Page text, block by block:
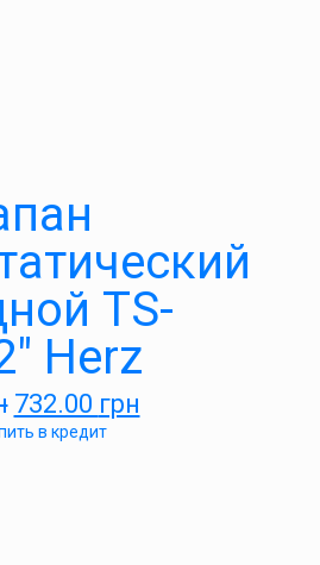
TS-
Herz
732.00 грн
в кредит